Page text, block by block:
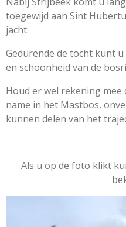
toegewijd aan Sint
jacht.
Gedurende de tocht kunt
en schoonheid van de
Houd er wel rekening
name in het Mastbos,
kunnen delen van het
Als u op de foto klikt